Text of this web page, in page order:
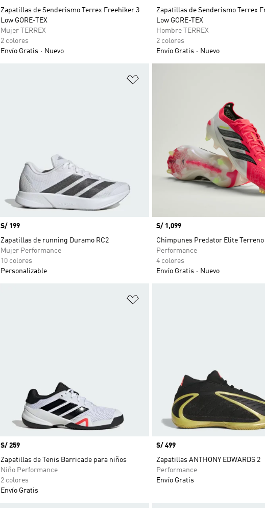
Zapatillas de Senderismo Terrex Freehiker 3
Low GORE-TEX
Mujer TERREX
2 colores
Envío Gratis
Nuevo
Zapatillas de Senderismo Terrex
Low GORE-TEX
Hombre TERREX
2 colores
Envío Gratis
Nuevo
Precio
S/ 199
Zapatillas de running Duramo RC2
Mujer Performance
10 colores
Personalizable
Precio
S/ 1,099
Chimpunes Predator Elite
Performance
4 colores
Envío Gratis
Nuevo
Precio
S/ 259
Zapatillas de Tenis Barricade para niños
Niño Performance
2 colores
Envío Gratis
Precio
S/ 499
Zapatillas ANTHONY EDWARDS 2
Performance
Envío Gratis